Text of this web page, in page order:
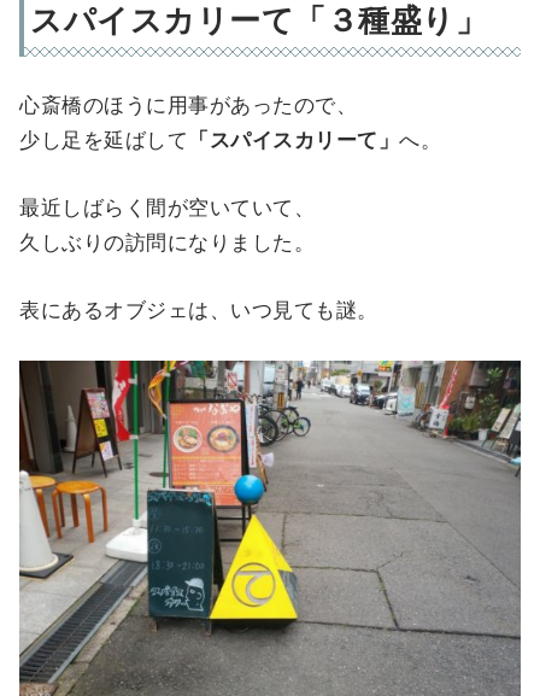
スパイスカリーて「３種盛り」
心斎橋のほうに用事があったので、
少し足を延ばして
「スパイスカリーて」へ。
最近しばらく間が空いていて、
久しぶりの訪問になりました。
表にあるオブジェは、いつ見ても謎。